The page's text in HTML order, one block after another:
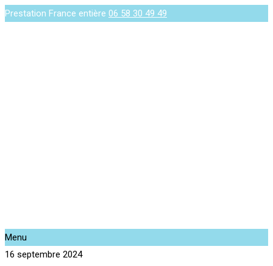
Prestation France entière 06 58 30 49 49
Menu
16 septembre 2024